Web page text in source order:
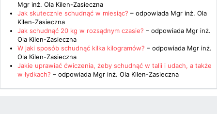
Mgr inż. Ola Kilen-Zasieczna
Jak skutecznie schudnąć w miesiąc? – odpowiada Mgr inż. Ola
Kilen-Zasieczna
Jak schudnąć 20 kg w rozsądnym czasie? – odpowiada Mgr inż.
Ola Kilen-Zasieczna
W jaki sposób schudnąć kilka kilogramów? – odpowiada Mgr inż.
Ola Kilen-Zasieczna
Jakie uprawiać ćwiczenia, żeby schudnąć w talii i udach, a także
w łydkach? – odpowiada Mgr inż. Ola Kilen-Zasieczna